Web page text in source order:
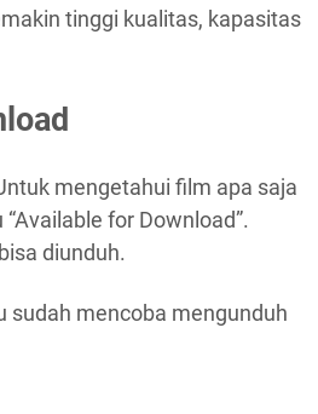
tinggi kualitas, kapasitas
mengetahui film apa saja
for Download”.
diunduh.
sudah mencoba mengunduh